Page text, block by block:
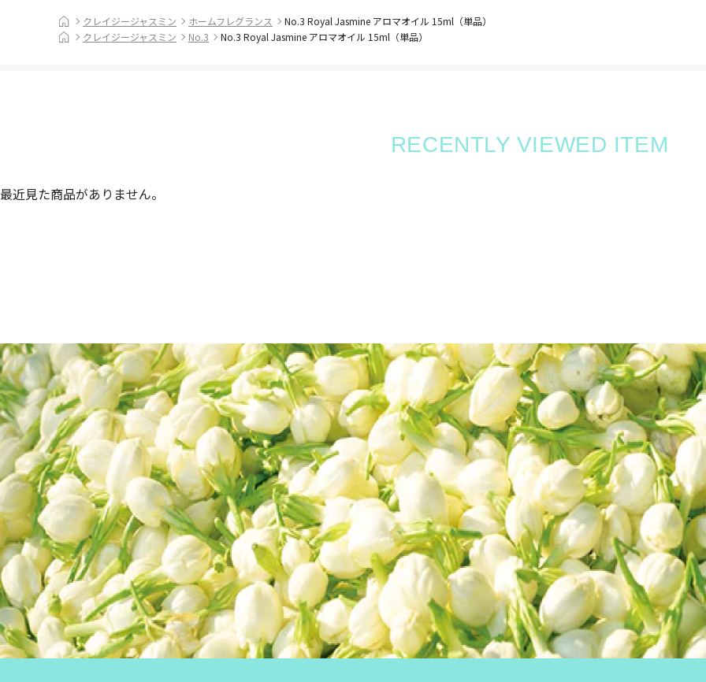
クレイジージャスミン ホームフレグランス
No.3 Royal Jasmine アロマオイル 15ml（単品）
クレイジージャスミン
No.3 No.3 Royal Jasmine アロマオイル 15ml（単品）
RECENTLY VIEWED ITEM
最近見た商品がありません。